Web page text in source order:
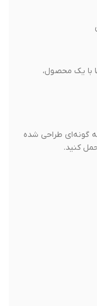
یک محصول،
طراحی شده